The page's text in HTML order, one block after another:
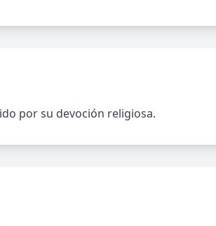
por su devoción religiosa.